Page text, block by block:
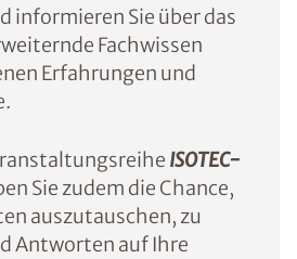
informieren Sie über das
Fachwissen
Erfahrungen und
ISOTEC-
Sie zudem die Chance,
auszutauschen, zu
Antworten auf Ihre